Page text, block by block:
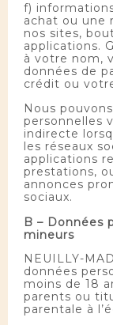
f)
achat ou une
nos sites,
applications.
à votre nom,
données de
crédit ou
Nous
personnelles
indirecte
les réseaux
applications
prestations,
annonces
sociaux.
B – Données
mineurs
NEUILLY-
données
moins de 18
parents ou
parentale à